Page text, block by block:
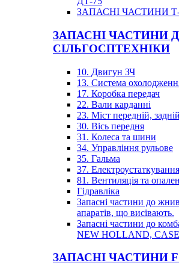
ЗАПАСНІ ЧАСТИНИ Т-
ЗАПАСНІ ЧАСТИНИ
СІЛЬГОСПТЕХНІКИ
10. Двигун ЗЧ
13. Система
17. Коробка передач
22. Вали карданні
23. Міст передній, задній
30. Вісь передня
31. Колеса та шини
34. Управління рульове
35. Гальма
37. Електроустаткування
81. Вентиляція та
Гідравліка
Запасні частини до
апаратів, що висівають.
Запасні частини до
NEW HOLLAND,
ЗАПАСНІ ЧАСТИНИ